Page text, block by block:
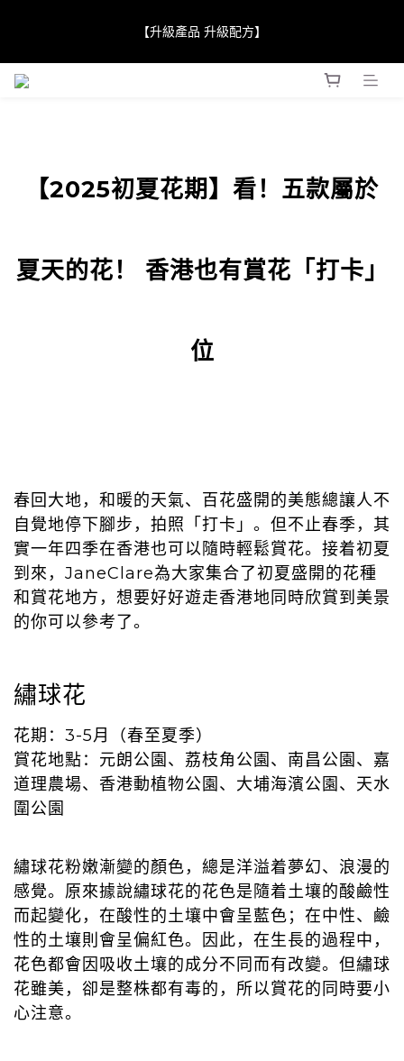
Award 勇奪金獎】
【升級產品 升級配方】
【JaneClare 康膚薈在iida Award Milan 2024 Professional
【2025初夏花期】看！五款屬於
夏天的花！ 香港也有賞花「打卡」
位
春回大地，和暖的天氣、百花盛開的美態總讓人不
自覺地停下腳步，拍照「打卡」。但不止春季，其
實一年四季在香港也可以隨時輕鬆賞花。接着初夏
到來，JaneClare為大家集合了初夏盛開的花種
和賞花地方，想要好好遊走香港地同時欣賞到美景
的你可以參考了。
繡球花
花期：3-5月（春至夏季）
賞花地點：元朗公園、荔枝角公園、南昌公園、嘉
道理農場、香港動植物公園、大埔海濱公園、天水
圍公園
繡球花粉嫩漸變的顏色，總是洋溢着夢幻、浪漫的
感覺。原來據說繡球花的花色是隨着土壤的酸鹼性
而起變化，在酸性的土壤中會呈藍色；在中性、鹼
性的土壤則會呈偏紅色。因此，在生長的過程中，
花色都會因吸收土壤的成分不同而有改變。但繡球
花雖美，卻是整株都有毒的，所以賞花的同時要小
心注意。